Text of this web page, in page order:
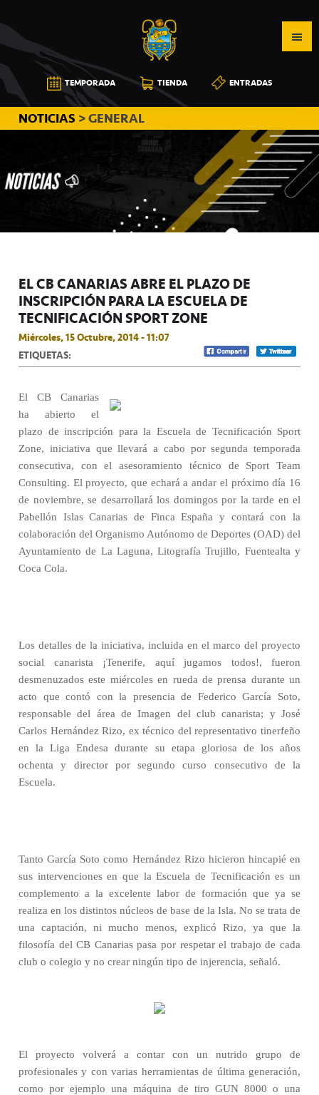
a
la
navegación
principal
al
contenido
principal
a
la
barra
lateral
principal
CB
CANARIAS
TEMPORADA TIENDA ENTRADAS
NOTICIAS > GENERAL
EL CB CANARIAS ABRE EL PLAZO DE
INSCRIPCIÓN PARA LA ESCUELA DE
TECNIFICACIÓN SPORT ZONE
Miércoles, 15 Octubre, 2014 - 11:07
ETIQUETAS:
El CB Canarias
ha abierto el
plazo de inscripción para la Escuela de Tecnificación Sport
Zone, iniciativa que llevará a cabo por segunda temporada
consecutiva, con el asesoramiento técnico de Sport Team
Consulting. El proyecto, que echará a andar el próximo día 16
de noviembre, se desarrollará los domingos por la tarde en el
Pabellón Islas Canarias de Finca España y contará con la
colaboración del Organismo Autónomo de Deportes (OAD) del
Ayuntamiento de La Laguna, Litografía Trujillo, Fuentealta y
Coca Cola.
Los detalles de la iniciativa, incluida en el marco del proyecto
social canarista ¡Tenerife, aquí jugamos todos!, fueron
desmenuzados este miércoles en rueda de prensa durante un
acto que contó con la presencia de Federico García Soto,
responsable del área de Imagen del club canarista; y José
Carlos Hernández Rizo, ex técnico del representativo tinerfeño
en la Liga Endesa durante su etapa gloriosa de los años
ochenta y director por segundo curso consecutivo de la
Escuela.
Tanto García Soto como Hernández Rizo hicieron hincapié en
sus intervenciones en que la Escuela de Tecnificación es un
complemento a la excelente labor de formación que ya se
realiza en los distintos núcleos de base de la Isla. No se trata de
una captación, ni mucho menos, explicó Rizo, ya que la
filosofía del CB Canarias pasa por respetar el trabajo de cada
club o colegio y no crear ningún tipo de injerencia, señaló.
El proyecto volverá a contar con un nutrido grupo de
profesionales y con varias herramientas de última generación,
como por ejemplo una máquina de tiro GUN 8000 o una